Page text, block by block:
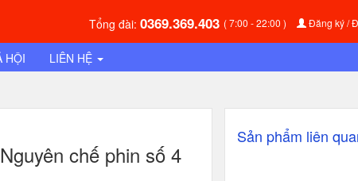
Tổng đài: 0369.369.403 ( 7:00 - 22:00 ) Đăng ký /
HỘI LIÊN HỆ
chế phin số 4
Sản phẩm liên